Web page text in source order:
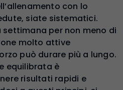
con lo
siate sistematici.
per non meno di
molto attive
può durare più a lungo.
equilibrata è
risultati rapidi e